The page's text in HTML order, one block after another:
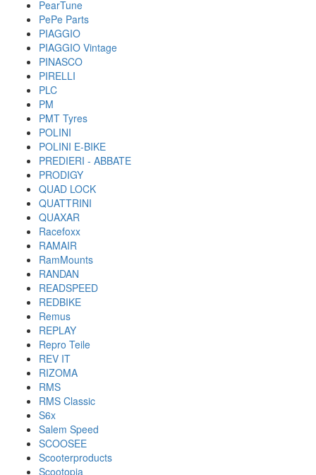
PearTune
PePe Parts
PIAGGIO
PIAGGIO Vintage
PINASCO
PIRELLI
PLC
PM
PMT Tyres
POLINI
POLINI E-BIKE
PREDIERI - ABBATE
PRODIGY
QUAD LOCK
QUATTRINI
QUAXAR
Racefoxx
RAMAIR
RamMounts
RANDAN
READSPEED
REDBIKE
Remus
REPLAY
Repro Teile
REV IT
RIZOMA
RMS
RMS Classic
S6x
Salem Speed
SCOOSEE
Scooterproducts
Scootopia